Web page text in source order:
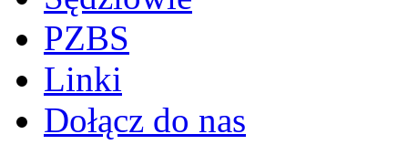
PZBS
Linki
Dołącz do nas